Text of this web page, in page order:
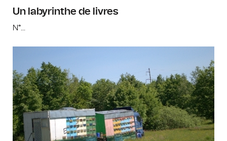
Un labyrinthe de livres
N°...